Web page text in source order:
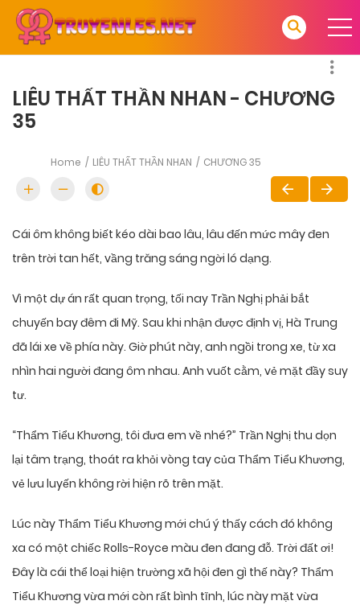
LIÊU THẤT THẦN NHAN - CHƯƠNG
35
Home LIÊU THẤT THẦN NHAN CHƯƠNG 35
Cái ôm không biết kéo dài bao lâu, lâu đến mức mây đen
trên trời tan hết, vầng trăng sáng ngời ló dạng.
Vì một dự án rất quan trọng, tối nay Trần Nghị phải bắt
chuyến bay đêm đi Mỹ. Sau khi nhận được định vị, Hà Trung
đã lái xe về phía này. Giờ phút này, anh ngồi trong xe, từ xa
nhìn hai người đang ôm nhau. Anh vuốt cằm, vẻ mặt đầy suy
tư.
“Thẩm Tiểu Khương, tôi đưa em về nhé?” Trần Nghị thu dọn
lại tâm trạng, thoát ra khỏi vòng tay của Thẩm Tiểu Khương,
vẻ lưu luyến không rời hiện rõ trên mặt.
Lúc này Thẩm Tiểu Khương mới chú ý thấy cách đó không
xa có một chiếc Rolls-Royce màu đen đang đỗ. Trời đất ơi!
Đây là cái thể loại hiện trường xã hội đen gì thế này? Thẩm
Tiểu Khương vừa mới còn rất bình tĩnh, lúc này mặt vừa